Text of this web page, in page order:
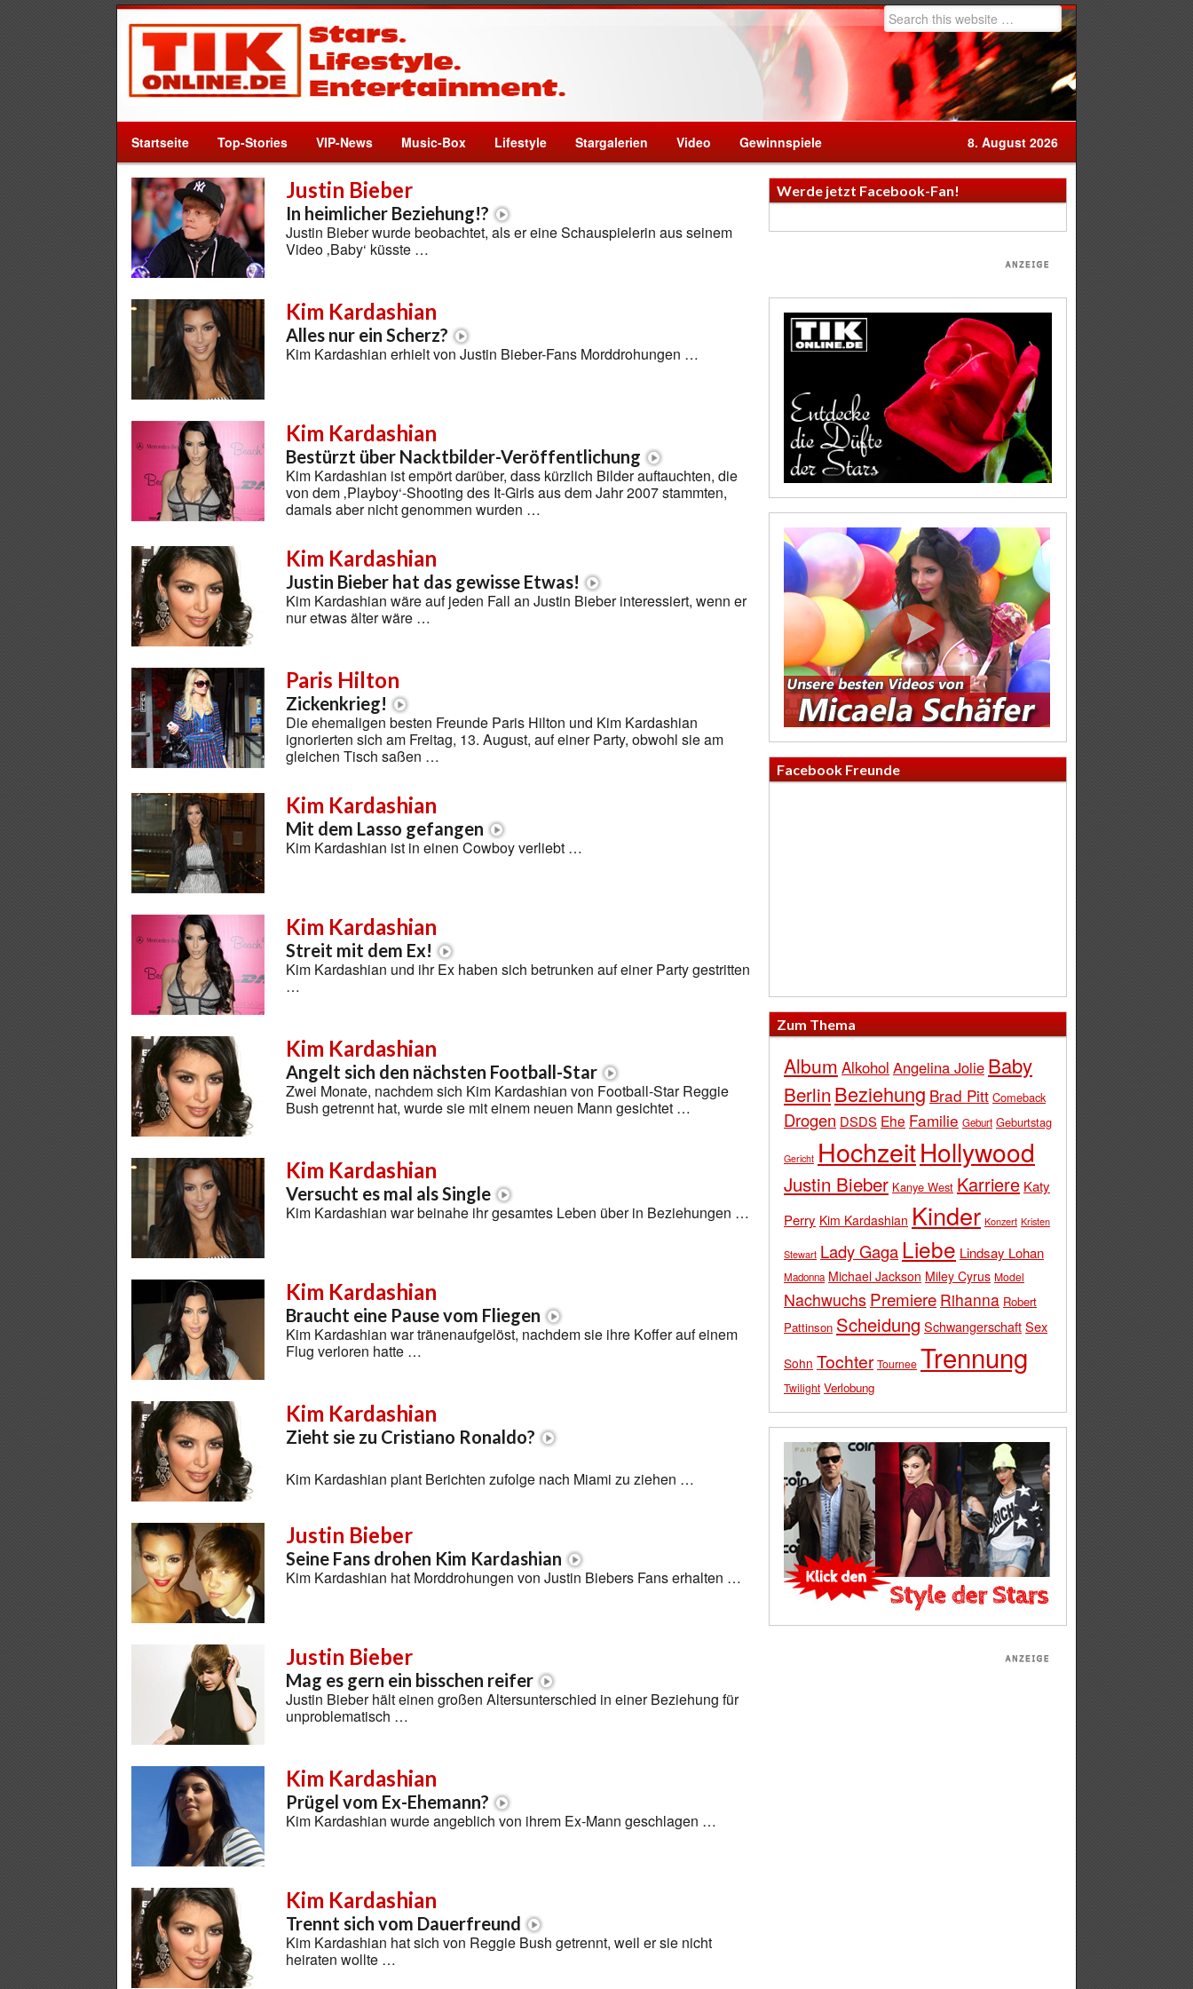
Startseite Top-Stories VIP-News Music-Box Lifestyle Stargalerien Video Gewinnspiele 8. August 2026
Justin Bieber
In heimlicher Beziehung!?
Justin Bieber wurde beobachtet, als er eine Schauspielerin aus seinem
Video ‚Baby‘ küsste …
Kim Kardashian
Alles nur ein Scherz?
Kim Kardashian erhielt von Justin Bieber-Fans Morddrohungen …
Kim Kardashian
Bestürzt über Nacktbilder-Veröffentlichung
Kim Kardashian ist empört darüber, dass kürzlich Bilder auftauchten, die
von dem ‚Playboy‘-Shooting des It-Girls aus dem Jahr 2007 stammten,
damals aber nicht genommen wurden …
Kim Kardashian
Justin Bieber hat das gewisse Etwas!
Kim Kardashian wäre auf jeden Fall an Justin Bieber interessiert, wenn er
nur etwas älter wäre …
Paris Hilton
Zickenkrieg!
Die ehemaligen besten Freunde Paris Hilton und Kim Kardashian
ignorierten sich am Freitag, 13. August, auf einer Party, obwohl sie am
gleichen Tisch saßen …
Kim Kardashian
Mit dem Lasso gefangen
Kim Kardashian ist in einen Cowboy verliebt …
Kim Kardashian
Streit mit dem Ex!
Kim Kardashian und ihr Ex haben sich betrunken auf einer Party gestritten
…
Kim Kardashian
Angelt sich den nächsten Football-Star
Zwei Monate, nachdem sich Kim Kardashian von Football-Star Reggie
Bush getrennt hat, wurde sie mit einem neuen Mann gesichtet …
Kim Kardashian
Versucht es mal als Single
Kim Kardashian war beinahe ihr gesamtes Leben über in Beziehungen …
Kim Kardashian
Braucht eine Pause vom Fliegen
Kim Kardashian war tränenaufgelöst, nachdem sie ihre Koffer auf einem
Flug verloren hatte …
Kim Kardashian
Zieht sie zu Cristiano Ronaldo?
Kim Kardashian plant Berichten zufolge nach Miami zu ziehen …
Justin Bieber
Seine Fans drohen Kim Kardashian
Kim Kardashian hat Morddrohungen von Justin Biebers Fans erhalten …
Justin Bieber
Mag es gern ein bisschen reifer
Justin Bieber hält einen großen Altersunterschied in einer Beziehung für
unproblematisch …
Kim Kardashian
Prügel vom Ex-Ehemann?
Kim Kardashian wurde angeblich von ihrem Ex-Mann geschlagen …
Kim Kardashian
Trennt sich vom Dauerfreund
Kim Kardashian hat sich von Reggie Bush getrennt, weil er sie nicht
heiraten wollte …
Werde jetzt Facebook-Fan!
Facebook Freunde
Zum Thema
Album Alkohol Angelina Jolie Baby
Berlin Beziehung Brad Pitt Comeback
Drogen DSDS Ehe Familie Geburt Geburtstag
Gericht HochzeitHollywood
Justin Bieber Kanye West Karriere Katy
Perry Kim Kardashian Kinder Konzert Kristen
Stewart Lady Gaga Liebe Lindsay Lohan
Madonna Michael Jackson Miley Cyrus Model
Nachwuchs Premiere Rihanna Robert
Pattinson Scheidung SchwangerschaftSex
Sohn Tochter Tournee Trennung
Twilight Verlobung